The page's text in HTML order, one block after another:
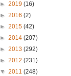
► 2019 (16)
► 2016 (2)
► 2015 (42)
► 2014 (207)
► 2013 (292)
► 2012 (231)
▼ 2011 (248)